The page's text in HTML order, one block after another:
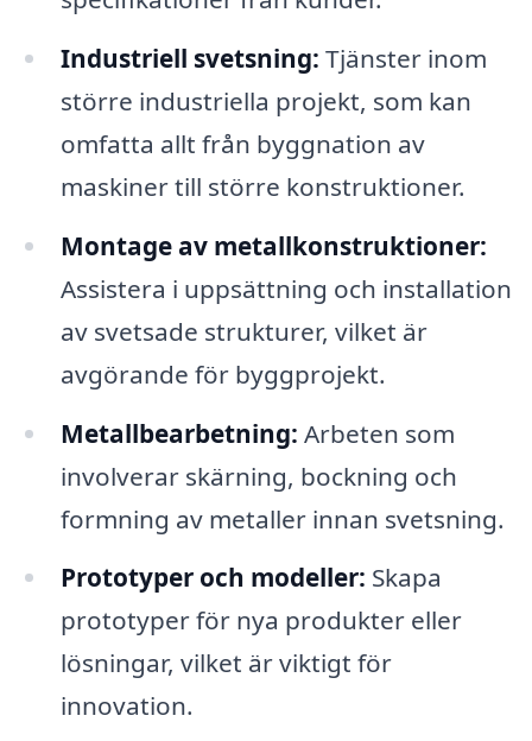
Industriell svetsning: Tjänster inom
större industriella projekt, som kan
omfatta allt från byggnation av
maskiner till större konstruktioner.
Montage av metallkonstruktioner:
Assistera i uppsättning och installation
av svetsade strukturer, vilket är
avgörande för byggprojekt.
Metallbearbetning: Arbeten som
involverar skärning, bockning och
formning av metaller innan svetsning.
Prototyper och modeller: Skapa
prototyper för nya produkter eller
lösningar, vilket är viktigt för
innovation.